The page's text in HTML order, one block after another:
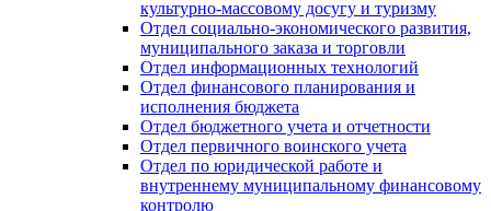
культурно-массовому досугу и туризму
Отдел социально-экономического развития,
муниципального заказа и торговли
Отдел информационных технологий
Отдел финансового планирования и
исполнения бюджета
Отдел бюджетного учета и отчетности
Отдел первичного воинского учета
Отдел по юридической работе и
внутреннему муниципальному финансовому
контролю